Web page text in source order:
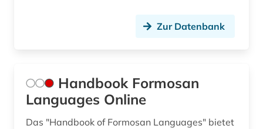
Zur Datenbank
Handbook Formosan
Languages Online
Das "Handbook of Formosan Languages" bietet